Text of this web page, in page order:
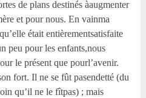
de plans destinés àaugmenter
et pour nous. En vainma
était entièrementsatisfaite
peu pour les enfants,nous
le présent que pourl’avenir.
fort. Il ne se fût pasendetté (du
qu’il ne le fîtpas) ; mais